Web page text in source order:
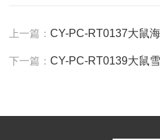
上一篇：CY-PC-RT0137大鼠
下一篇：CY-PC-RT0139大鼠